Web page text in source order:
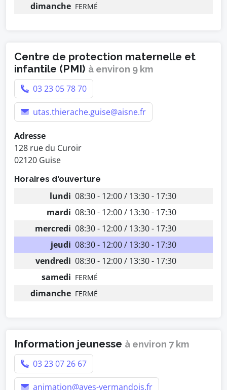
dimanche FERMÉ
Centre de protection maternelle et
infantile (PMI) à environ 9 km
03 23 05 78 70
utas.thierache.guise@aisne.fr
Adresse
128 rue du Curoir
02120 Guise
Horaires d'ouverture
lundi 08:30 - 12:00 / 13:30 - 17:30
mardi 08:30 - 12:00 / 13:30 - 17:30
mercredi 08:30 - 12:00 / 13:30 - 17:30
jeudi 08:30 - 12:00 / 13:30 - 17:30
vendredi 08:30 - 12:00 / 13:30 - 17:30
samedi FERMÉ
dimanche FERMÉ
Information jeunesse à environ 7 km
03 23 07 26 67
animation@aves-vermandois.fr